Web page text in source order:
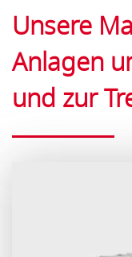
Unsere
Anlagen
und zur